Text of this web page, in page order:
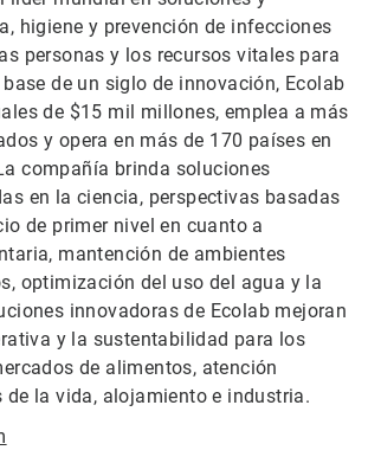
higiene y prevención de infecciones
personas y los recursos vitales para
base de un siglo de innovación, Ecolab
de $15 mil millones, emplea a más
y opera en más de 170 países en
compañía brinda soluciones
en la ciencia, perspectivas basadas
de primer nivel en cuanto a
mantención de ambientes
optimización del uso del agua y la
innovadoras de Ecolab mejoran
y la sustentabilidad para los
de alimentos, atención
de la vida, alojamiento e industria.